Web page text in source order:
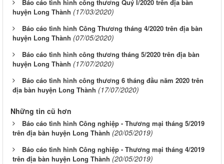
Báo cáo tình hình công thương Quý I/2020 trên địa bàn
huyện Long Thành (17/03/2020)
Báo cáo tình hình Công Thương tháng 4/2020 trên địa bàn
huyện Long Thành (07/05/2020)
Báo cáo tình hình công thương tháng 5/2020 trên địa bàn
huyện Long Thành (17/07/2020)
Báo cáo tình hình công thương 6 tháng đầu năm 2020 trên
địa bàn huyện Long Thành (17/07/2020)
Những tin cũ hơn
Báo cáo tình hình Công nghiệp - Thương mại tháng 5/2019
trên địa bàn huyện Long Thành (20/05/2019)
Báo cáo tình hình Công nghiệp - Thương mại tháng 4/2019
trên địa bàn huyện Long Thành (20/05/2019)